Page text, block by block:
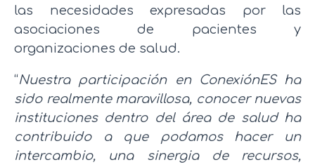
las necesidades expresadas por las
asociaciones de pacientes y
organizaciones de salud.
“Nuestra participación en ConexiónES ha
sido realmente maravillosa, conocer nuevas
instituciones dentro del área de salud ha
contribuido a que podamos hacer un
intercambio, una sinergia de recursos,